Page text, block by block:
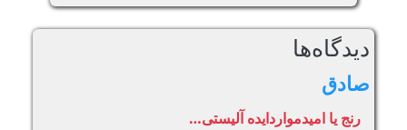
دیدگاه‌ها
صادق
رنج یا امیدمواردایده آلیستی…